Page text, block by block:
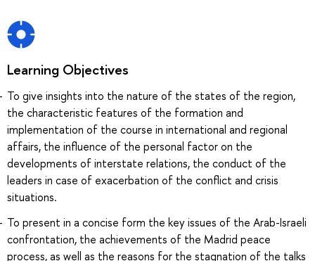
Learning Objectives
To give insights into the nature of the states of the region,
the characteristic features of the formation and
implementation of the course in international and regional
affairs, the influence of the personal factor on the
developments of interstate relations, the conduct of the
leaders in case of exacerbation of the conflict and crisis
situations.
To present in a concise form the key issues of the Arab-Israeli
confrontation, the achievements of the Madrid peace
process, as well as the reasons for the stagnation of the talks